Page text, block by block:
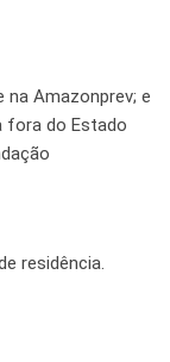
na Amazonprev; e
fora do Estado
residência.